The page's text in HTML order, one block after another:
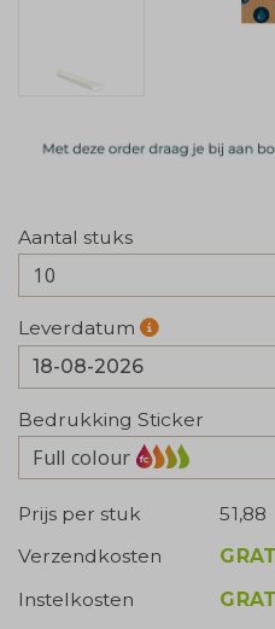
Aantal stuks
10
Leverdatum
Bedrukking Sticker
Full colour
Prijs per stuk
51,88
Verzendkosten
Instelkosten